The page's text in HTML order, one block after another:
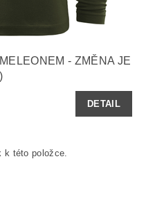
- ZMĚNA JE
DETAIL
této položce.